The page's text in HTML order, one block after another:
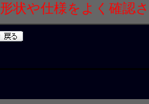
形状や仕様をよく確認